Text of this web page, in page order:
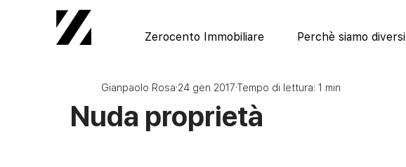
Zerocento Immobiliare Perchè siamo diversi
Nuda proprietà
Gianpaolo Rosa 24 gen 2017Tempo di lettura: 1 min